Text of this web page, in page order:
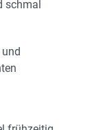
schmal